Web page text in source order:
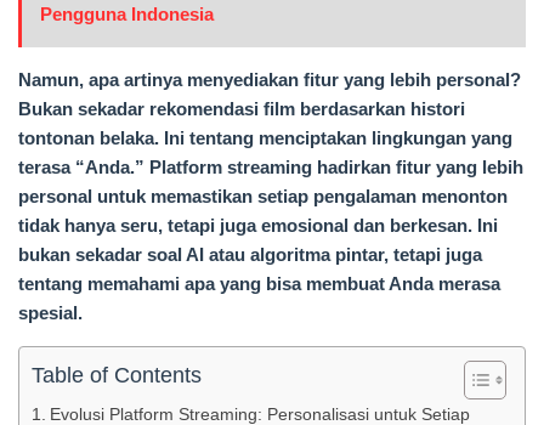
Pengguna Indonesia
Namun, apa artinya menyediakan fitur yang lebih personal?
Bukan sekadar rekomendasi film berdasarkan histori
tontonan belaka. Ini tentang menciptakan lingkungan yang
terasa “Anda.” Platform streaming hadirkan fitur yang lebih
personal untuk memastikan setiap pengalaman menonton
tidak hanya seru, tetapi juga emosional dan berkesan. Ini
bukan sekadar soal AI atau algoritma pintar, tetapi juga
tentang memahami apa yang bisa membuat Anda merasa
spesial.
Table of Contents
Evolusi Platform Streaming: Personalisasi untuk Setiap